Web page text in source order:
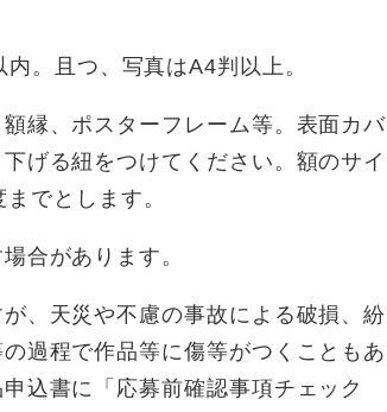
。且つ、写真はA4判以上。
縁、ポスターフレーム等。表面カバ
げる紐をつけてください。額のサイ
でとします。
合があります。
、天災や不慮の事故による破損、紛
過程で作品等に傷等がつくこともあ
込書に「応募前確認事項チェック